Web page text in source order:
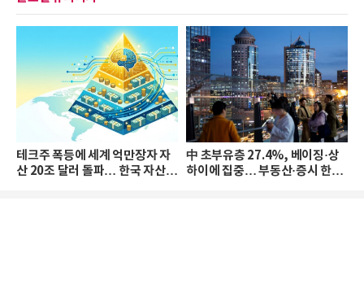
테크주 폭등에 세계 억만장자 자
산 20조 달러 돌파… 한국 자산
中 초부유층 27.4%, 베이징·상
하이에 집중… 부동산·증시 한파